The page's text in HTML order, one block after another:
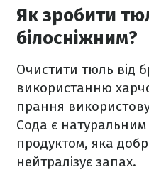
Як зробити
білосніжним?
Очистити тюль від
використанню
прання
Сода є
продуктом, яка
нейтралізує запах.